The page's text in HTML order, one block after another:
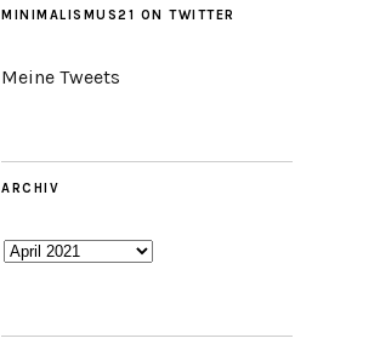
MINIMALISMUS21 ON TWITTER
Meine Tweets
ARCHIV
Archiv